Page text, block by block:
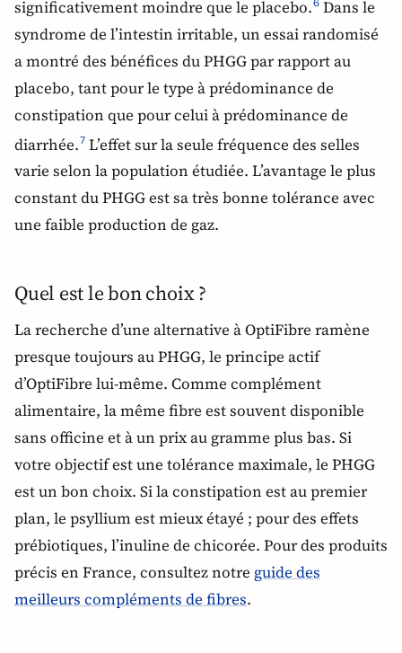
significativement moindre que le placebo.6 Dans le
syndrome de l’intestin irritable, un essai randomisé
a montré des bénéfices du PHGG par rapport au
placebo, tant pour le type à prédominance de
constipation que pour celui à prédominance de
diarrhée.7 L’effet sur la seule fréquence des selles
varie selon la population étudiée. L’avantage le plus
constant du PHGG est sa très bonne tolérance avec
une faible production de gaz.
Quel est le bon choix ?
La recherche d’une alternative à OptiFibre ramène
presque toujours au PHGG, le principe actif
d’OptiFibre lui-même. Comme complément
alimentaire, la même fibre est souvent disponible
sans officine et à un prix au gramme plus bas. Si
votre objectif est une tolérance maximale, le PHGG
est un bon choix. Si la constipation est au premier
plan, le psyllium est mieux étayé ; pour des effets
prébiotiques, l’inuline de chicorée. Pour des produits
précis en France, consultez notre guide des
meilleurs compléments de fibres.